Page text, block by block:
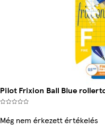
Pilot Frixion Ball Blue
Még nem érkezett értékelés